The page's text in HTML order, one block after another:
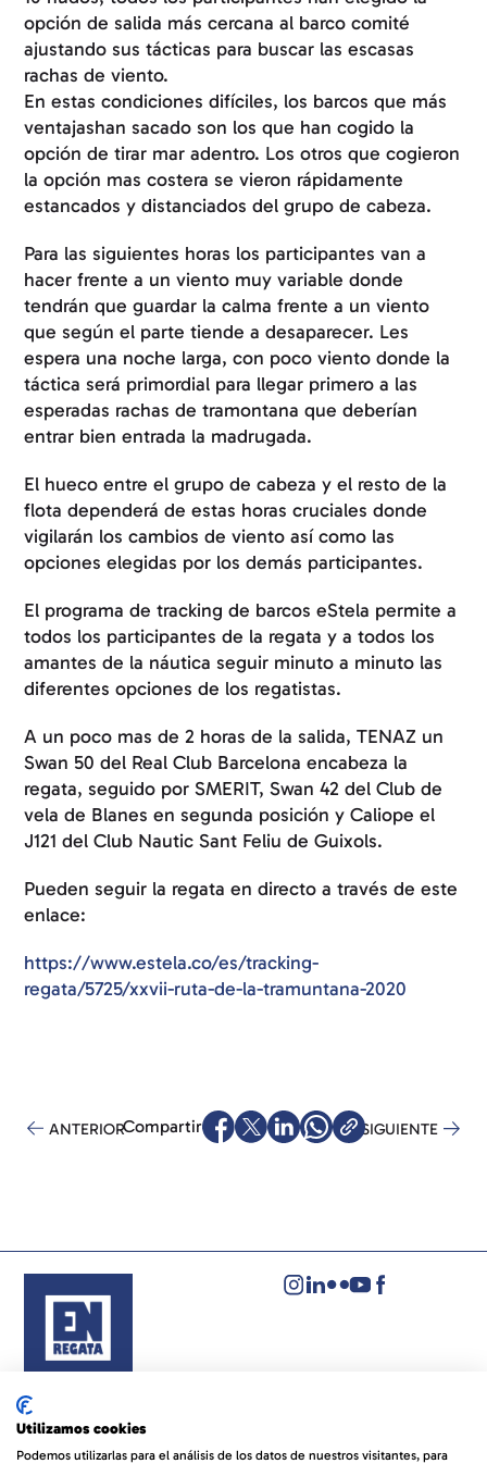
opción de salida más cercana al barco comité
ajustando sus tácticas para buscar las escasas
rachas de viento.
En estas condiciones difíciles, los barcos que más
ventajashan sacado son los que han cogido la
opción de tirar mar adentro. Los otros que cogieron
la opción mas costera se vieron rápidamente
estancados y distanciados del grupo de cabeza.
Para las siguientes horas los participantes van a
hacer frente a un viento muy variable donde
tendrán que guardar la calma frente a un viento
que según el parte tiende a desaparecer. Les
espera una noche larga, con poco viento donde la
táctica será primordial para llegar primero a las
esperadas rachas de tramontana que deberían
entrar bien entrada la madrugada.
El hueco entre el grupo de cabeza y el resto de la
flota dependerá de estas horas cruciales donde
vigilarán los cambios de viento así como las
opciones elegidas por los demás participantes.
El programa de tracking de barcos eStela permite a
todos los participantes de la regata y a todos los
amantes de la náutica seguir minuto a minuto las
diferentes opciones de los regatistas.
A un poco mas de 2 horas de la salida, TENAZ un
Swan 50 del Real Club Barcelona encabeza la
regata, seguido por SMERIT, Swan 42 del Club de
vela de Blanes en segunda posición y Caliope el
J121 del Club Nautic Sant Feliu de Guixols.
Pueden seguir la regata en directo a través de este
enlace:
https://www.estela.co/es/tracking-
regata/5725/xxvii-ruta-de-la-tramuntana-2020
Compartir
ANTERIOR SIGUIENTE
Utilizamos cookies
Podemos utilizarlas para el análisis de los datos de nuestros visitantes, para